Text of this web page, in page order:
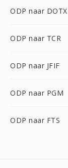
ODP naar DOTX
ODP naar TCR
ODP naar JFIF
ODP naar PGM
ODP naar FTS